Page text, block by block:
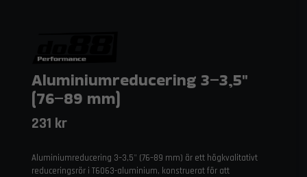
Aluminiumreducering 3–3,5"
(76–89 mm)
231 kr
Aluminiumreducering 3–3,5" (76–89 mm) är ett högkvalitativt
reduceringsrör i T6063-aluminium, konstruerat för att